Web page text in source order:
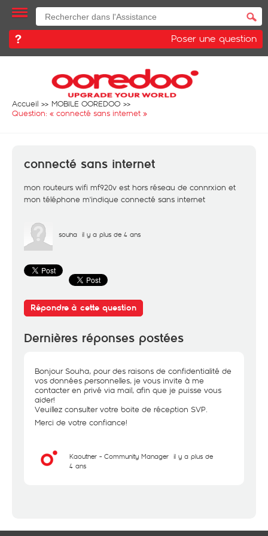
Poser une question
Accueil
MOBILE OOREDOO
Question: « connecté sans internet »
connecté sans internet
mon routeurs wifi mf920v est hors réseau de connrxion et
mon téléphone m'indique connecté sans internet
souha il y a plus de 4 ans
Répondre à cette question
Dernières réponses postées
Bonjour Souha, pour des raisons de confidentialité de
vos données personnelles, je vous invite à me
contacter en privé via mail, afin que je puisse vous
aider!
Veuillez consulter votre boite de réception SVP.
Merci de votre confiance!
Kaouther - Community Manager il y a plus de
4 ans